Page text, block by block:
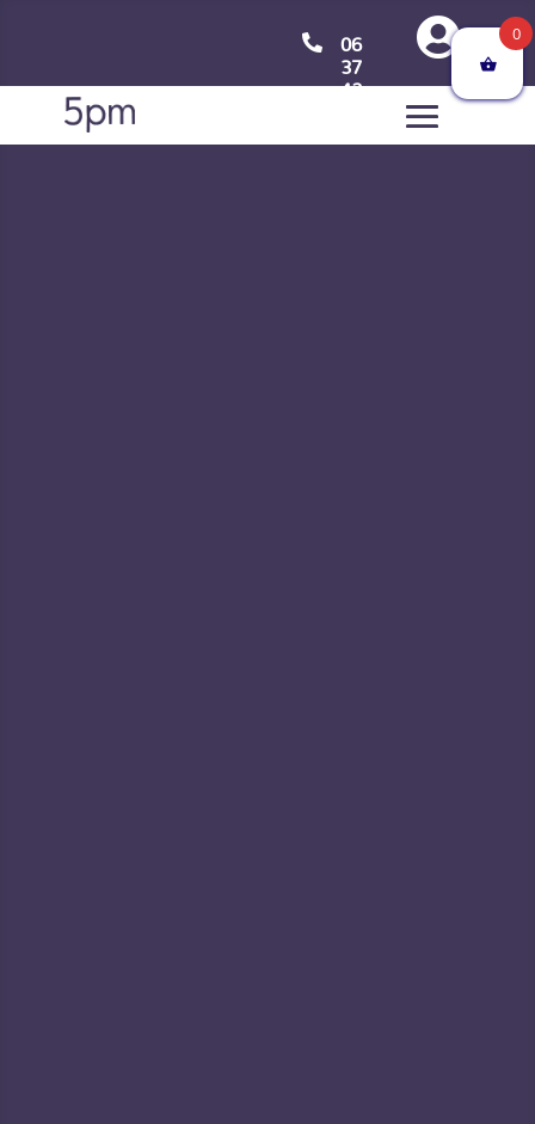
 06
37
42
33
 0